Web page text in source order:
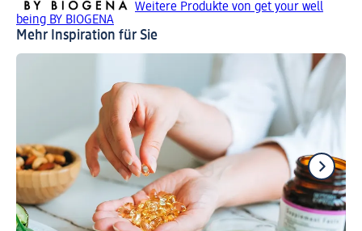
Weitere Produkte von get your well
being BY BIOGENA
Mehr Inspiration für Sie